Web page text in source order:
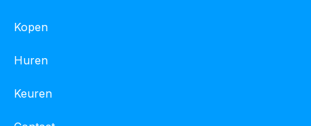
Kopen
Huren
Keuren